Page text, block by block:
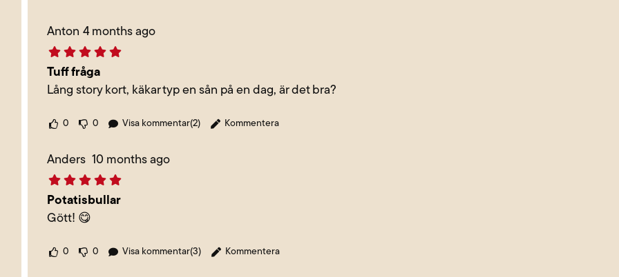
Anton 4 months ago
Tuff fråga
Lång story kort, käkar typ en sån på en dag, är det bra?
0 0 Visa kommentar(2) Kommentera
Anders 10 months ago
Potatisbullar
Gött! 😋
0 0 Visa kommentar(3) Kommentera